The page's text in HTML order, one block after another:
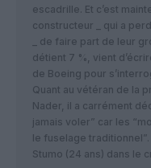
escadrille. Et c’est
constructeur _ qui a
_ de faire part de leur
détient 7 %, vient
de Boeing pour
Quant au vétéran de la
Nader, il a carrément
jamais voler” car les
le fuselage
Stumo (24 ans) dans le